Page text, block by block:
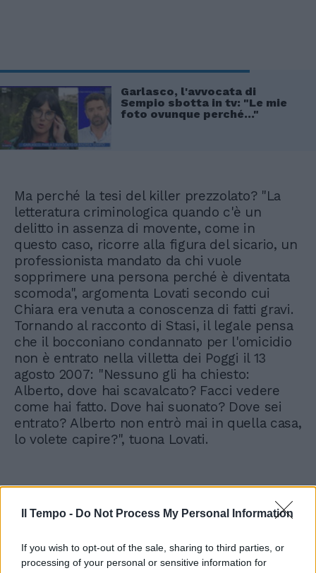
Il Tempo - Do Not Process My Personal Information
If you wish to opt-out of the sale, sharing to third parties, or
processing of your personal or sensitive information for
Garlasco, l'avvocata di
Sempio sbotta in tv: "Le mie
foto ovunque perché..."
Ma perché la tesi del killer prezzolato? "La
letteratura criminologica quando c'è un
delitto in assenza di movente, come in
questo caso, ricorre alla figura del sicario, un
professionista mandato da chi vuole
sopprimere una persona perché è diventata
scomoda", argomenta Lovati secondo cui
Chiara era venuta a conoscenza di fatti gravi.
Tornando al racconto di Stasi, il legale pensa
che il bocconiano condannato per l'omicidio
non è entrato nella villetta dei Poggi il 13
agosto 2007: "Nessuno gli ha chiesto:
Alberto, dove hai scavalcato? Facci vedere
come hai fatto. Dove hai suonato? Dove sei
entrato? Alberto non entrò mai in quella casa,
lo volete capire?", tuona Lovati.
Garlasco, Nordio fa infuriare il
giudice che condannò Stasi:
"Stupidaggini"